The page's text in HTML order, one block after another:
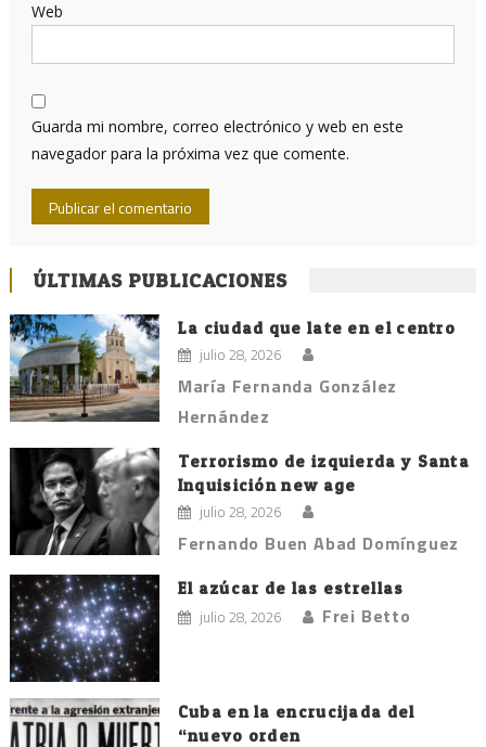
Web
Guarda mi nombre, correo electrónico y web en este
navegador para la próxima vez que comente.
ÚLTIMAS PUBLICACIONES
La ciudad que late en el centro
julio 28, 2026
María Fernanda González
Hernández
Terrorismo de izquierda y Santa
Inquisición new age
julio 28, 2026
Fernando Buen Abad Domínguez
El azúcar de las estrellas
julio 28, 2026 Frei Betto
Cuba en la encrucijada del
“nuevo orden